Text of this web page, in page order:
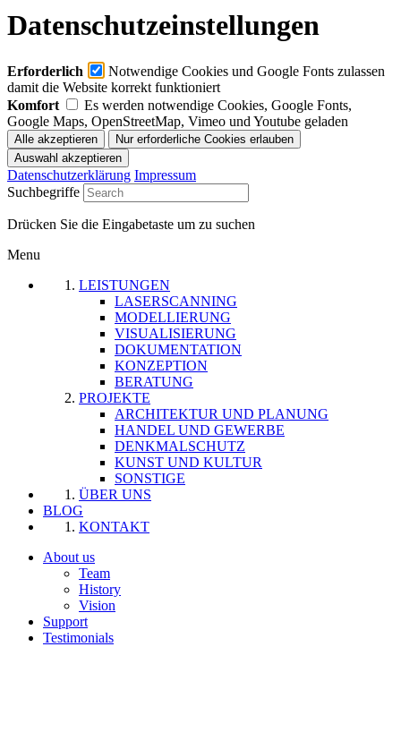
Datenschutzeinstellungen
Erforderlich
Notwendige Cookies und Google Fonts zulassen
damit die Website korrekt funktioniert
Komfort
Es werden notwendige Cookies, Google Fonts,
Google Maps, OpenStreetMap, Vimeo und Youtube geladen
Datenschutzerklärung Impressum
Suchbegriffe
Drücken Sie die Eingabetaste um zu suchen
Menu
LEISTUNGEN
LASERSCANNING
MODELLIERUNG
VISUALISIERUNG
DOKUMENTATION
KONZEPTION
BERATUNG
PROJEKTE
ARCHITEKTUR UND PLANUNG
HANDEL UND GEWERBE
DENKMALSCHUTZ
KUNST UND KULTUR
SONSTIGE
ÜBER UNS
BLOG
KONTAKT
About us
Team
History
Vision
Support
Testimonials